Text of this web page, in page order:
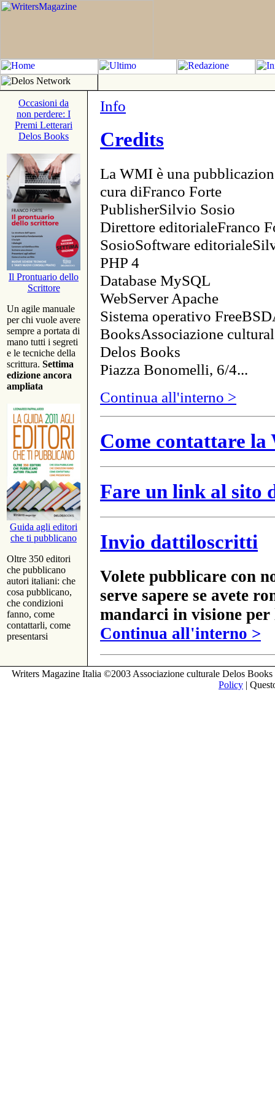
Occasioni da
non perdere: I
Premi Letterari
Delos Books
Il Prontuario dello
Scrittore
Un agile manuale
per chi vuole avere
sempre a portata di
mano tutti i segreti
e le tecniche della
scrittura. Settima
edizione ancora
ampliata
Guida agli editori
che ti pubblicano
Oltre 350 editori
che pubblicano
autori italiani: che
cosa pubblicano,
che condizioni
fanno, come
contattarli, come
presentarsi
Info
Credits
La WMI è una
cura diFranco Forte
PublisherSilvio Sosio
Direttore editorialeFranco
SosioSoftware
PHP 4
Database MySQL
WebServer Apache
Sistema operativo
BooksAssociazione
Delos Books
Piazza Bonomelli, 6/4...
Continua all'interno >
Come contattare
Fare un link al sito
Invio dattiloscritti
Volete pubblicare con
serve sapere se avete
mandarci in visione
Continua all'interno >
Writers Magazine Italia ©2003 Associazione culturale Delos
Policy |